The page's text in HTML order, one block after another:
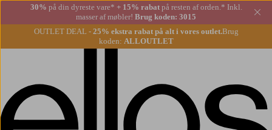
30% på din dyreste vare* + 15% rabatpå resten af orden.* Inkl.
masser af møbler! Brug koden: 3015
OUTLET DEAL - 25% ekstra rabat på alt i vores outlet.Brug
koden: ALLOUTLET